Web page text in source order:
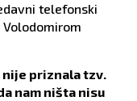
telefonski
nije priznala tzv.
nam ništa nisu